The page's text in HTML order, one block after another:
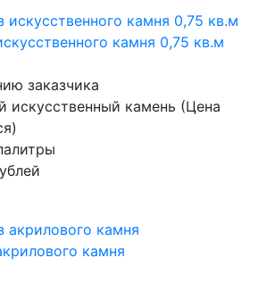
камня 0,75 кв.м
заказчика
искусственный камень (Цена
камня